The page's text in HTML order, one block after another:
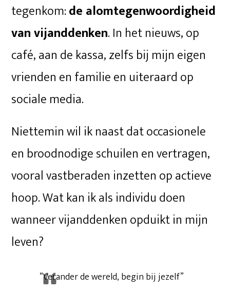
tegenkom:de alomtegenwoordigheid
van vijanddenken. In het nieuws, op
café, aan de kassa, zelfs bij mijn eigen
vrienden en familie en uiteraard op
sociale media.
Niettemin wil ik naast dat occasionele
en broodnodige schuilen en vertragen,
vooral vastberaden inzetten op actieve
hoop. Wat kan ik als individu doen
wanneer vijanddenken opduikt in mijn
leven?
“Verander de wereld, begin bij jezelf”